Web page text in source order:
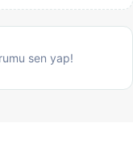
sen yap!